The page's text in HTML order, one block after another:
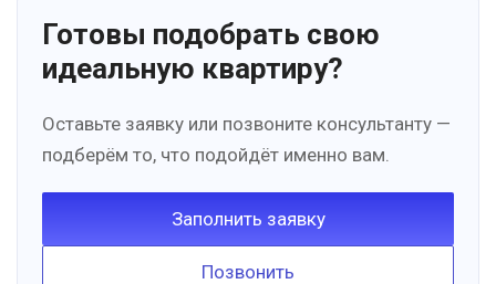
Готовы подобрать свою
идеальную квартиру?
Оставьте заявку или позвоните консультанту —
подберём то, что подойдёт именно вам.
Заполнить заявку
Позвонить